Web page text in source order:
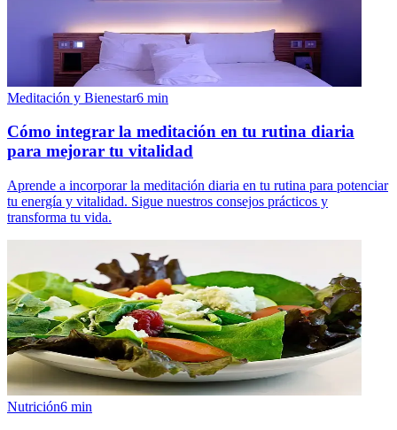
Meditación y Bienestar6 min
Cómo integrar la meditación en tu rutina diaria
para mejorar tu vitalidad
Aprende a incorporar la meditación diaria en tu rutina para potenciar
tu energía y vitalidad. Sigue nuestros consejos prácticos y
transforma tu vida.
Nutrición6 min